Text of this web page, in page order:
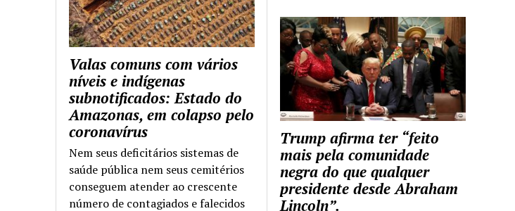
Trump afirma ter “feito
mais pela comunidade
negra do que qualquer
presidente desde Abraham
Lincoln”.
Valas comuns com vários
níveis e indígenas
subnotificados: Estado do
Amazonas, em colapso pelo
coronavírus
Nem seus deficitários sistemas de
saúde pública nem seus cemitérios
conseguem atender ao crescente
número de contagiados e falecidos